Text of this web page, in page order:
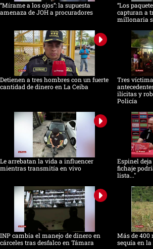
“Mírame a los ojos”: la supuesta
amenaza de JOH a procuradores
“Los
capturan a
millonaria
Detienen a tres hombres con un fuerte
cantidad de dinero en La Ceiba
Tres
ilícitas y
Policía
Le arrebatan la vida a influencer
mientras transmitía en vivo
Espinel
fichaje
lista..."
INP cambia el manejo de dinero en
cárceles tras desfalco en Támara
Más de 400
sequía en